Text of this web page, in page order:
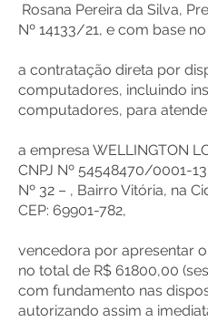
Rosana Pereira da Silva,
Nº 14133/21, e com base
a contratação direta por
computadores, incluindo
computadores, para
a empresa WELLINGTON
CNPJ Nº 54548470/0001-
Nº 32 – , Bairro Vitória, na
CEP: 69901-782,
vencedora por apresentar
no total de R$ 61800,00
com fundamento nas
autorizando assim a